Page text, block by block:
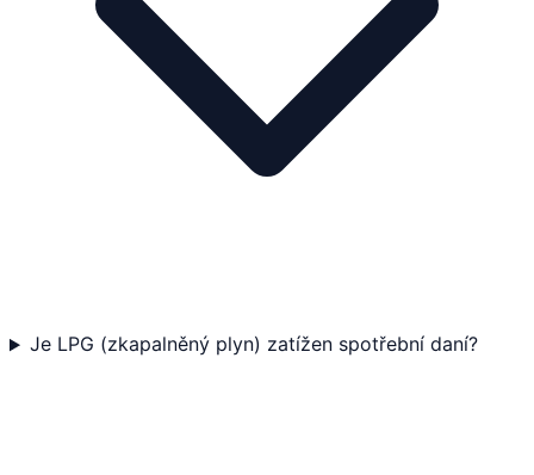
Je LPG (zkapalněný plyn) zatížen spotřební daní?